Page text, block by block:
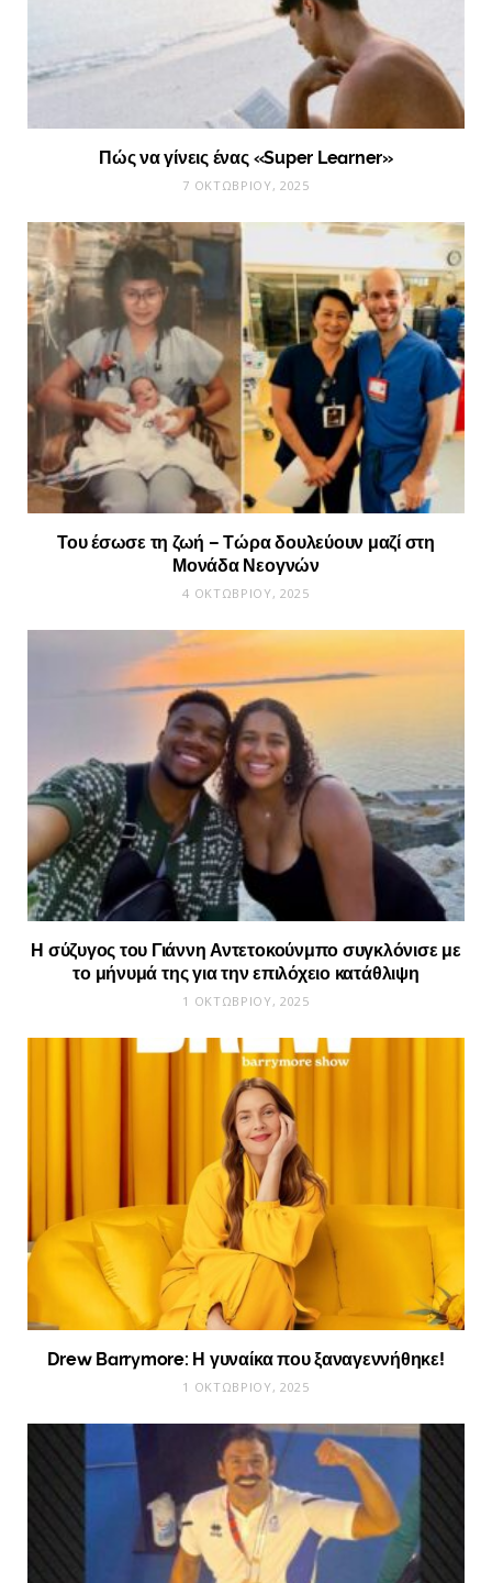
Πώς να γίνεις ένας «Super Learner»
7 ΟΚΤΩΒΡΊΟΥ, 2025
Του έσωσε τη ζωή – Τώρα δουλεύουν μαζί στη
Μονάδα Νεογνών
4 ΟΚΤΩΒΡΊΟΥ, 2025
Η σύζυγος του Γιάννη Αντετοκούνμπο συγκλόνισε με
το μήνυμά της για την επιλόχειο κατάθλιψη
1 ΟΚΤΩΒΡΊΟΥ, 2025
Drew Barrymore: Η γυναίκα που ξαναγεννήθηκε!
1 ΟΚΤΩΒΡΊΟΥ, 2025